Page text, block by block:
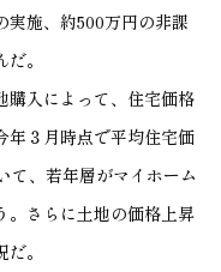
実施、約500万円の非課
。
購入によって、住宅価格
年３月時点で平均住宅価
て、若年層がマイホーム
。さらに土地の価格上昇
。